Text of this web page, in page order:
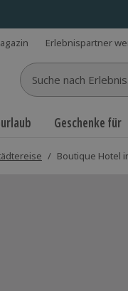
Erlebnispartner
Suche nach
Geschenke für
/ Boutique Hotel